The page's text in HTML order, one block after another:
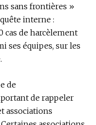
sans frontières »
interne :
cas de harcèlement
ses équipes, sur les
de
de rappeler
associations